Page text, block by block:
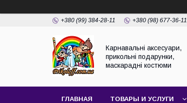
+380 (99) 384-28-11 +380 (98) 677-36-11
Карнавальні аксесуари,
прикольні подарунки,
маскарадні костюми
ГЛАВНАЯ ТОВАРЫ И УСЛУГИ